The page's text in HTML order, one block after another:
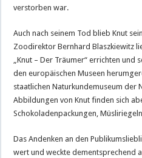
verstorben war.
Auch nach seinem Tod blieb Knut
Zoodirektor Bernhard Blaszkiewitz
„Knut – Der Träumer“ errichten
den europäischen Museen
staatlichen Naturkundemuseum der
Abbildungen von Knut finden sich
Schokoladenpackungen,
Das Andenken an den
wert und weckte dementsprechend